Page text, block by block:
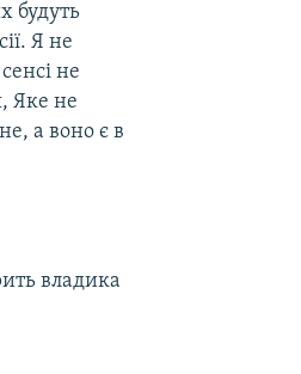
будуть
Я не
не
Яке не
а воно є в
владика